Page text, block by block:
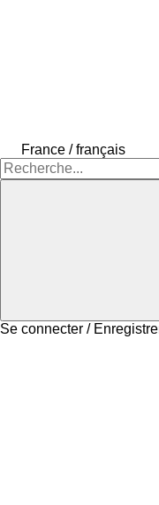
France / français
Se connecter /